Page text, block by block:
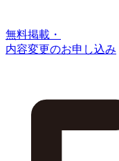
無料掲載・
内容変更のお申し込み